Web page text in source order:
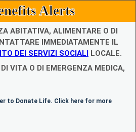
Alerts
ABITATIVA, ALIMENTARE O DI
IMMEDIATAMENTE IL
DEI SERVIZI SOCIALI LOCALE.
VITA O DI EMERGENZA MEDICA,
to Donate Life. Click here for more